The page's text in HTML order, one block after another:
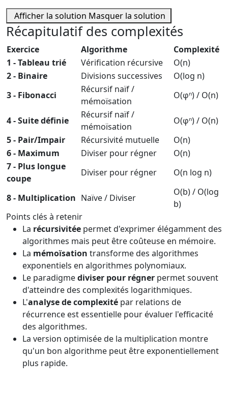
Afficher la solution Masquer la solution
Récapitulatif des complexités
Exercice Algorithme
Complexité
1 - Tableau trié
Vérification récursive
O(n)
2 - Binaire
Divisions successives
O(log n)
3 - Fibonacci
Récursif naïf /
mémoïsation
O(φⁿ) / O(n)
4 - Suite définie
Récursif naïf /
mémoïsation
O(φⁿ) / O(n)
5 - Pair/Impair
Récursivité mutuelle
O(n)
6 - Maximum
Diviser pour régner
O(n)
7 - Plus longue
coupe
Diviser pour régner O(n log n)
8 - Multiplication Naïve / Diviser
O(b) / O(log
b)
Points clés à retenir
La récursivitée permet d'exprimer élégamment des
algorithmes mais peut être coûteuse en mémoire.
La mémoïsation transforme des algorithmes
exponentiels en algorithmes polynomiaux.
Le paradigmediviser pour régner permet souvent
d'atteindre des complexités logarithmiques.
L'analyse de complexité par relations de
récurrence est essentielle pour évaluer l'efficacité
des algorithmes.
La version optimisée de la multiplication montre
qu'un bon algorithme peut être exponentiellement
plus rapide.